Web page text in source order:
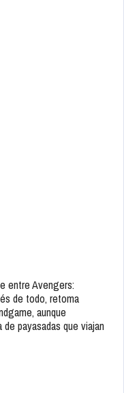
entre Avengers:
de todo, retoma
aunque
payasadas que viajan